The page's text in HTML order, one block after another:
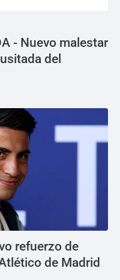
- Nuevo malestar
del
refuerzo de
de Madrid